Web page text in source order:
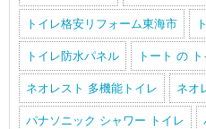
トイレ格安リフォーム東海市
トイレ防水パネル トート の ト
ネオレスト 多機能トイレ ネオ
パナソニック シャワー トイレ